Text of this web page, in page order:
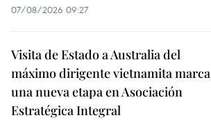
07/08/2026 09:27
Visita de Estado a Australia del
máximo dirigente vietnamita marca
una nueva etapa en Asociación
Estratégica Integral